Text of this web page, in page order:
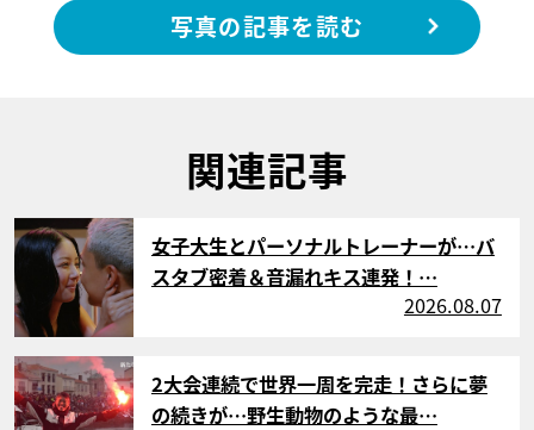
写真の記事を読む
関連記事
サムネイル
女子大生とパーソナルトレーナーが…バ
スタブ密着＆音漏れキス連発！…
2026.08.07
サムネイル
2大会連続で世界一周を完走！さらに夢
の続きが…野生動物のような最…